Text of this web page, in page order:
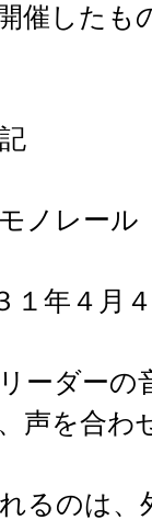
催したも
記
レール
４月４
ーダーの
声を合わ
国民